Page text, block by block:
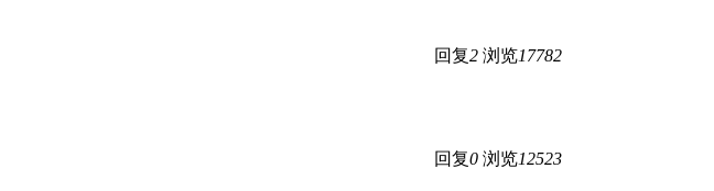
回复2 浏览17782
回复0 浏览12523